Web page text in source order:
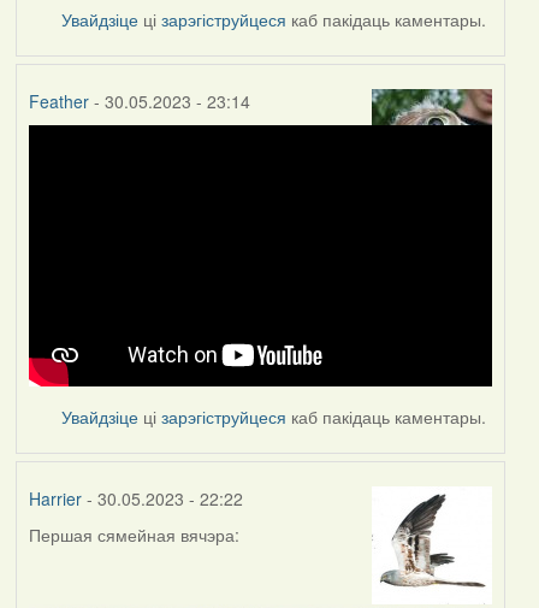
Увайдзіце цізарэгіструйцеся каб пакідаць каментары.
Feather- 30.05.2023 - 23:14
Увайдзіце цізарэгіструйцеся каб пакідаць каментары.
Harrier- 30.05.2023 - 22:22
Першая сямейная вячэра: